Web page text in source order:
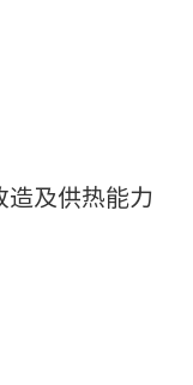
及供热能力